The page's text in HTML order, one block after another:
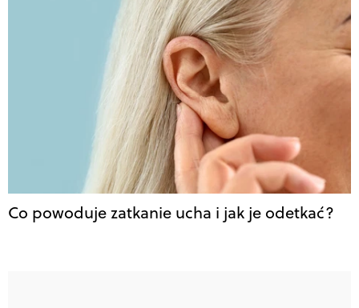
Co powoduje zatkanie ucha i jak je odetkać?